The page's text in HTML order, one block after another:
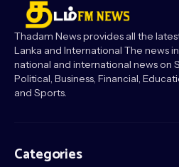
Thadam News provides all the
Lanka and International The news
national and international news on
Political, Business, Financial,
and Sports.
Categories